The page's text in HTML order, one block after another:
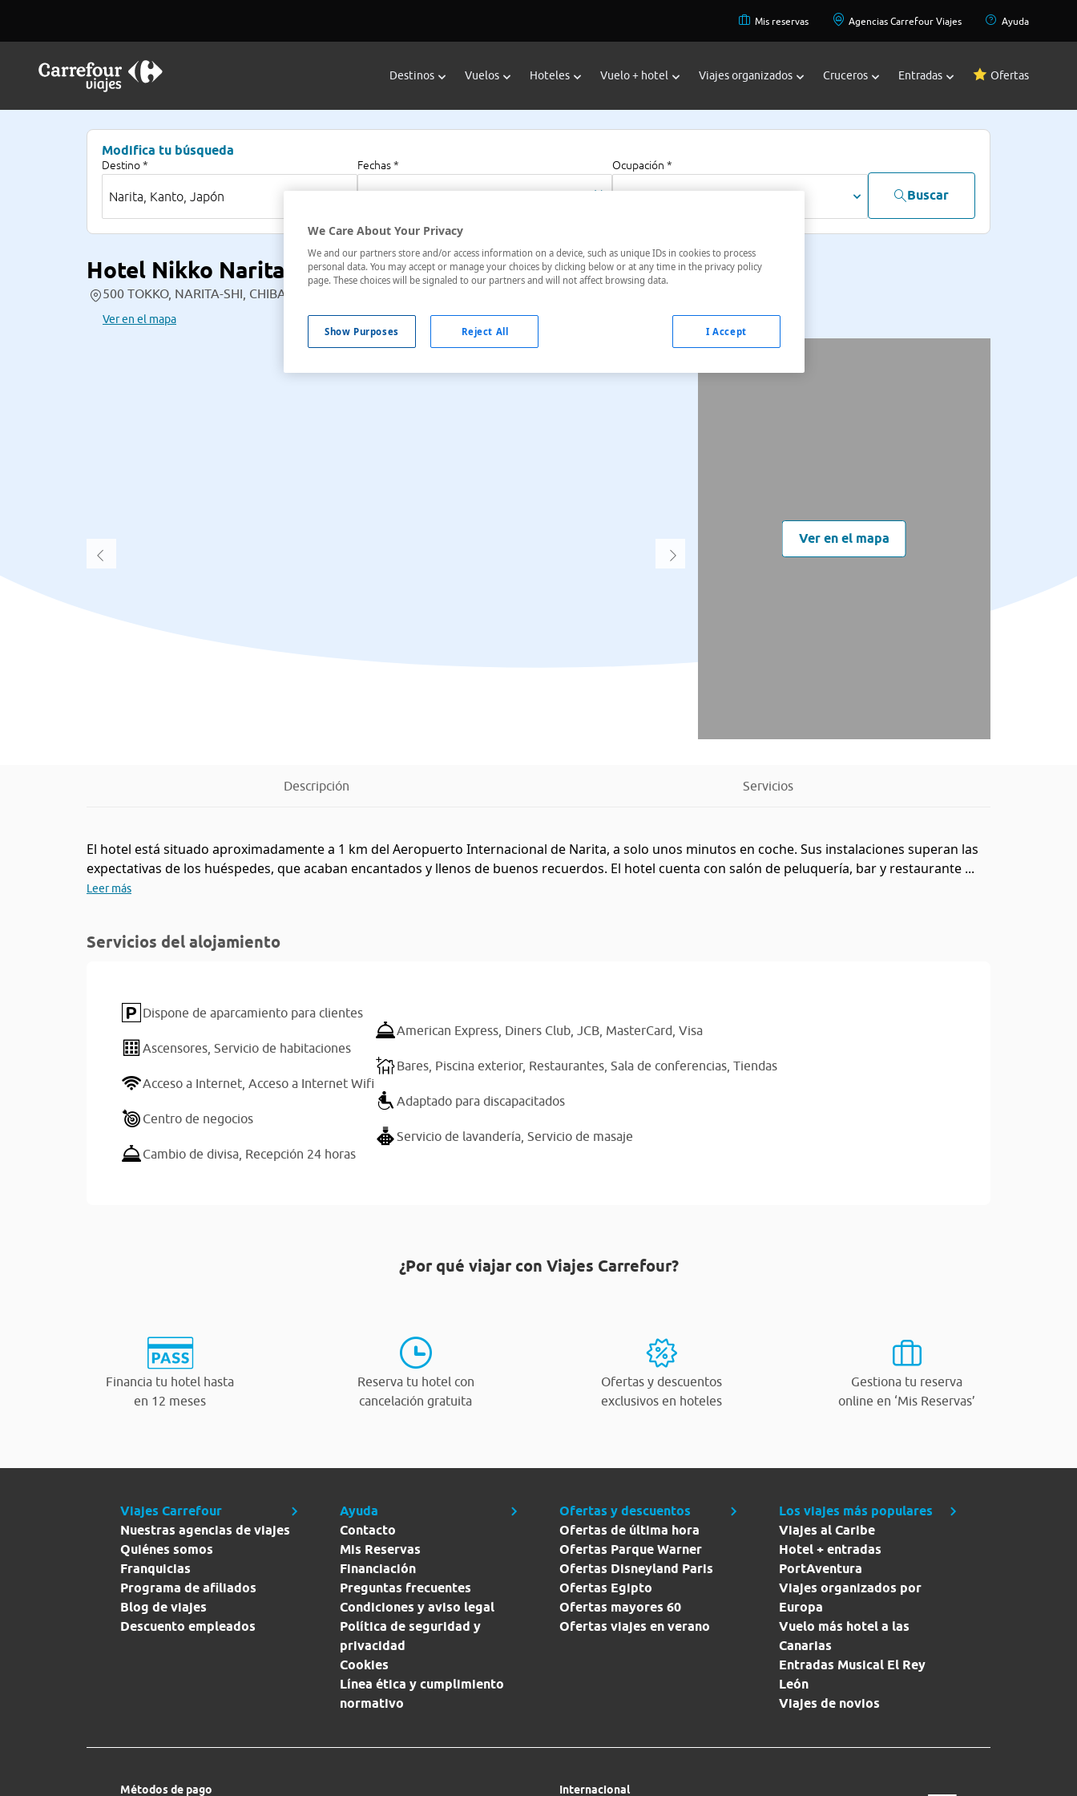
Mis reservas Agencias Carrefour Viajes Ayuda
Destinos Vuelos Hoteles Vuelo + hotel Viajes organizados Cruceros Entradas Ofertas
Modifica tu búsqueda
Destino * Fechas * Ocupación *
Buscar
Hotel Nikko Narita
500 TOKKO, NARITA-SHI, CHIBA, 11 , Narita, Kanto, Japón
Ver en el mapa
Ver en el mapa
Descripción Servicios
El hotel está situado aproximadamente a 1 km del Aeropuerto Internacional de Narita, a solo unos minutos en coche. Sus instalaciones superan las
expectativas de los huéspedes, que acaban encantados y llenos de buenos recuerdos. El hotel cuenta con salón de peluquería, bar y restaurante ...
Leer más
Servicios del alojamiento
Dispone de aparcamiento para clientes
Ascensores, Servicio de habitaciones
Acceso a Internet, Acceso a Internet Wifi
Centro de negocios
Cambio de divisa, Recepción 24 horas
American Express, Diners Club, JCB, MasterCard, Visa
Bares, Piscina exterior, Restaurantes, Sala de conferencias, Tiendas
Adaptado para discapacitados
Servicio de lavandería, Servicio de masaje
¿Por qué viajar con Viajes Carrefour?
Financia tu hotel hasta
en 12 meses
Reserva tu hotel con
cancelación gratuita
Ofertas y descuentos
exclusivos en hoteles
Gestiona tu reserva
online en ‘Mis Reservas’
Viajes Carrefour
Nuestras agencias de viajes
Quiénes somos
Franquicias
Programa de afiliados
Blog de viajes
Descuento empleados
Ayuda
Contacto
Mis Reservas
Financiación
Preguntas frecuentes
Condiciones y aviso legal
Política de seguridad y
privacidad
Cookies
Línea ética y cumplimiento
normativo
Ofertas y descuentos
Ofertas de última hora
Ofertas Parque Warner
Ofertas Disneyland Paris
Ofertas Egipto
Ofertas mayores 60
Ofertas viajes en verano
Los viajes más populares
Viajes al Caribe
Hotel + entradas
PortAventura
Viajes organizados por
Europa
Vuelo más hotel a las
Canarias
Entradas Musical El Rey
León
Viajes de novios
Métodos de pago Internacional
We Care About Your Privacy
We and our partners store and/or access information on a device, such as unique IDs in cookies to process
personal data. You may accept or manage your choices by clicking below or at any time in the privacy policy
page. These choices will be signaled to our partners and will not affect browsing data.
Show Purposes Reject All I Accept